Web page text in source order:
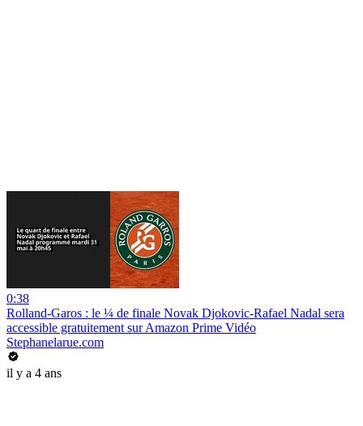
0:38
Rolland-Garos : le ¼ de finale Novak Djokovic-Rafael Nadal sera
accessible gratuitement sur Amazon Prime Vidéo
Stephanelarue.com
il y a 4 ans